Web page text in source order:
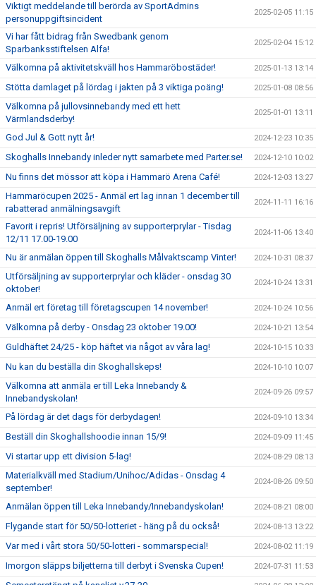
Viktigt meddelande till berörda av SportAdmins
personuppgiftsincident
2025-02-05 11:15
Vi har fått bidrag från Swedbank genom
Sparbanksstiftelsen Alfa!
2025-02-04 15:12
Välkomna på aktivitetskväll hos Hammaröbostäder! 2025-01-13 13:14
Stötta damlaget på lördag i jakten på 3 viktiga poäng! 2025-01-08 08:56
Välkomna på jullovsinnebandy med ett hett
Värmlandsderby!
2025-01-01 13:11
God Jul & Gott nytt år! 2024-12-23 10:35
Skoghalls Innebandy inleder nytt samarbete med Parter.se! 2024-12-10 10:02
Nu finns det mössor att köpa i Hammarö Arena Café! 2024-12-03 13:27
Hammaröcupen 2025 - Anmäl ert lag innan 1 december till
rabatterad anmälningsavgift
2024-11-11 16:16
Favorit i repris! Utförsäljning av supporterprylar - Tisdag
12/11 17.00-19.00
2024-11-06 13:40
Nu är anmälan öppen till Skoghalls Målvaktscamp Vinter! 2024-10-31 08:37
Utförsäljning av supporterprylar och kläder - onsdag 30
oktober!
2024-10-24 13:31
Anmäl ert företag till företagscupen 14 november! 2024-10-24 10:56
Välkomna på derby - Onsdag 23 oktober 19.00! 2024-10-21 13:54
Guldhäftet 24/25 - köp häftet via något av våra lag! 2024-10-15 10:33
Nu kan du beställa din Skoghallskeps! 2024-10-10 10:07
Välkomna att anmäla er till Leka Innebandy &
Innebandyskolan!
2024-09-26 09:57
På lördag är det dags för derbydagen! 2024-09-10 13:34
Beställ din Skoghallshoodie innan 15/9! 2024-09-09 11:45
Vi startar upp ett division 5-lag! 2024-08-29 08:13
Materialkväll med Stadium/Unihoc/Adidas - Onsdag 4
september!
2024-08-26 09:50
Anmälan öppen till Leka Innebandy/Innebandyskolan! 2024-08-21 08:00
Flygande start för 50/50-lotteriet - häng på du också! 2024-08-13 13:22
Var med i vårt stora 50/50-lotteri - sommarspecial! 2024-08-02 11:19
Imorgon släpps biljetterna till derbyt i Svenska Cupen! 2024-07-31 11:53